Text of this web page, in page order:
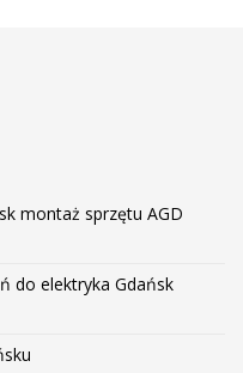
montaż sprzętu AGD
do elektryka Gdańsk